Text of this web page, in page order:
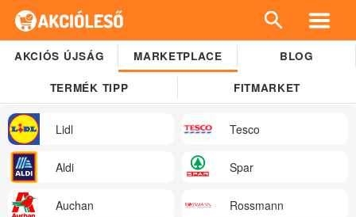
AKCIÓS ÚJSÁG MARKETPLACE BLOG
TERMÉK TIPP FITMARKET
Lidl Tesco
Aldi Spar
Auchan Rossmann